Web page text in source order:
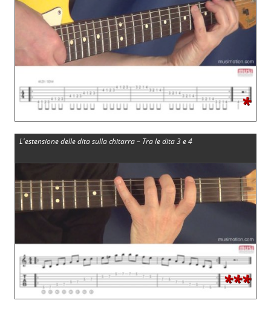
*
L'estensione delle dita sulla chitarra – Tra le dita 3 e 4
***